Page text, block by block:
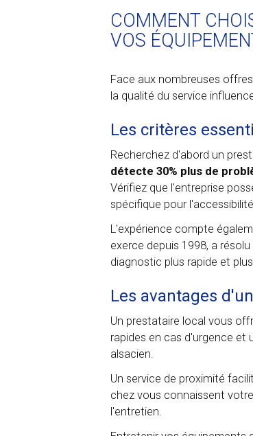
COMMENT
VOS
Face aux nombreuses
la qualité du service
Les critères
Recherchez d'abord un
détecte 30% plus de
Vérifiez que l'entreprise
spécifique pour
L'expérience compte
exerce depuis 1998, a
diagnostic plus rapide et
Les avantages
Un prestataire local vous
rapides en cas d'urgence et
alsacien.
Un service de proximité
chez vous connaissent
l'entretien.